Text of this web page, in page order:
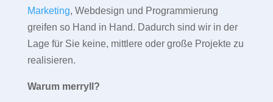
Marketing, Webdesign und Programmierung
greifen so Hand in Hand. Dadurch sind wir in der
Lage für Sie keine, mittlere oder große Projekte zu
realisieren.
Warum merryll?